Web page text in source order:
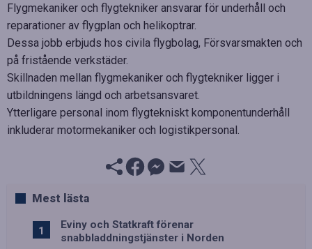
Flygmekaniker och flygtekniker ansvarar för underhåll och
reparationer av flygplan och helikoptrar.
Dessa jobb erbjuds hos civila flygbolag, Försvarsmakten och
på fristående verkstäder.
Skillnaden mellan flygmekaniker och flygtekniker ligger i
utbildningens längd och arbetsansvaret.
Ytterligare personal inom flygtekniskt komponentunderhåll
inkluderar motormekaniker och logistikpersonal.
Mest lästa
Eviny och Statkraft förenar
snabbladdningstjänster i Norden